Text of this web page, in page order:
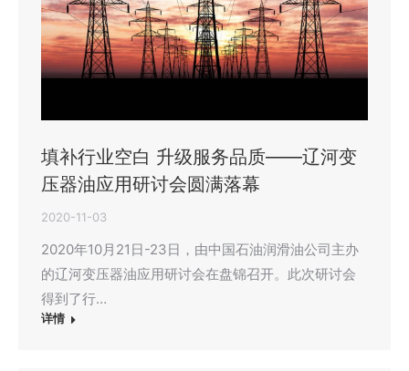
填补行业空白 升级服务品质——辽河变
压器油应用研讨会圆满落幕
2020-11-03
2020年10月21日-23日，由中国石油润滑油公司主办
的辽河变压器油应用研讨会在盘锦召开。此次研讨会
得到了行…
详情